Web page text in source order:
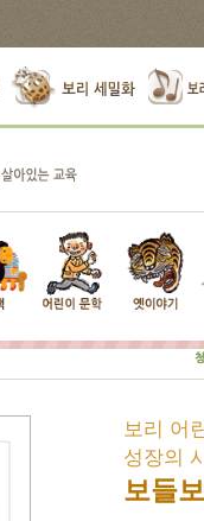
보리 어
성장의
보들